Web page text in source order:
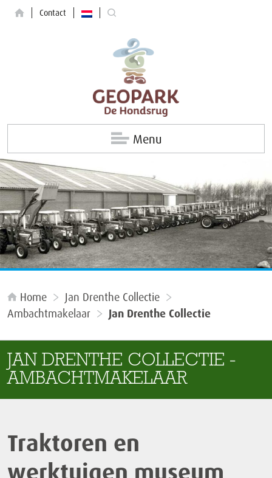
Contact
Menu
Home
Jan Drenthe Collectie
Ambachtmakelaar
Jan Drenthe Collectie
JAN DRENTHE COLLECTIE -
AMBACHTMAKELAAR
Traktoren en
werktuigen museum